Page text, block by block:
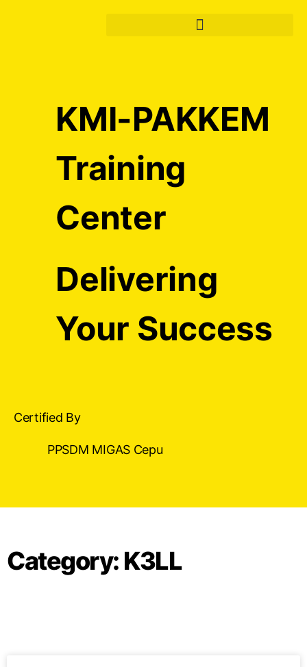
KMI-PAKKEM
Training
Center
Delivering
Your Success
Certified By
PPSDM MIGAS Cepu
Category: K3LL